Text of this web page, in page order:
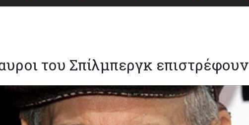
του Σπίλμπεργκ επιστρέφουν